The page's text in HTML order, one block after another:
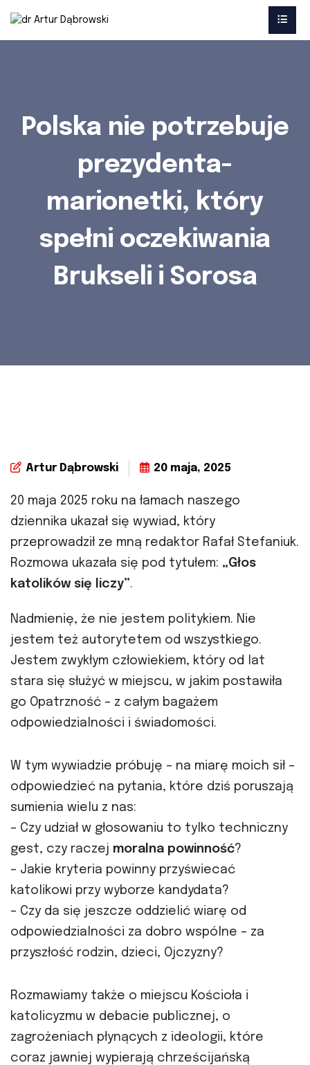
Polska nie potrzebuje
prezydenta-
marionetki, który
spełni oczekiwania
Brukseli i Sorosa
Artur Dąbrowski 20 maja, 2025
20 maja 2025 roku na łamach naszego
dziennika ukazał się wywiad, który
przeprowadził ze mną redaktor Rafał Stefaniuk.
Rozmowa ukazała się pod tytułem: „Głos
katolików się liczy”.
Nadmienię, że nie jestem politykiem. Nie
jestem też autorytetem od wszystkiego.
Jestem zwykłym człowiekiem, który od lat
stara się służyć w miejscu, w jakim postawiła
go Opatrzność – z całym bagażem
odpowiedzialności i świadomości.
W tym wywiadzie próbuję – na miarę moich sił –
odpowiedzieć na pytania, które dziś poruszają
sumienia wielu z nas:
– Czy udział w głosowaniu to tylko techniczny
gest, czy raczej moralna powinność?
– Jakie kryteria powinny przyświecać
katolikowi przy wyborze kandydata?
– Czy da się jeszcze oddzielić wiarę od
odpowiedzialności za dobro wspólne – za
przyszłość rodzin, dzieci, Ojczyzny?
Rozmawiamy także o miejscu Kościoła i
katolicyzmu w debacie publicznej, o
zagrożeniach płynących z ideologii, które
coraz jawniej wypierają chrześcijańską